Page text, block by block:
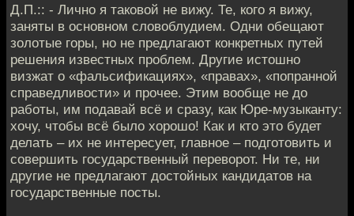
Д.П.:: - Лично я таковой не вижу. Те, кого я вижу,
заняты в основном словоблудием. Одни обещают
золотые горы, но не предлагают конкретных путей
решения известных проблем. Другие истошно
визжат о «фальсификациях», «правах», «попранной
справедливости» и прочее. Этим вообще не до
работы, им подавай всё и сразу, как Юре-музыканту:
хочу, чтобы всё было хорошо! Как и кто это будет
делать – их не интересует, главное – подготовить и
совершить государственный переворот. Ни те, ни
другие не предлагают достойных кандидатов на
государственные посты.